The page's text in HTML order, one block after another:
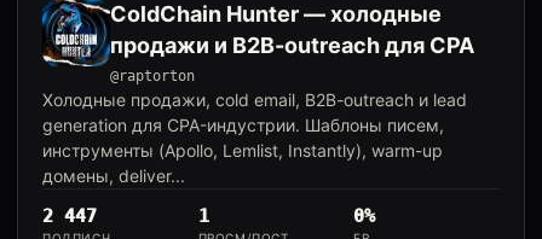
ColdChain Hunter — холодные
продажи и B2B-outreach для CPA
@raptorton
Холодные продажи, cold email, B2B-outreach и lead
generation для CPA-индустрии. Шаблоны писем,
инструменты (Apollo, Lemlist, Instantly), warm-up
домены, deliver...
2 447 1 0%